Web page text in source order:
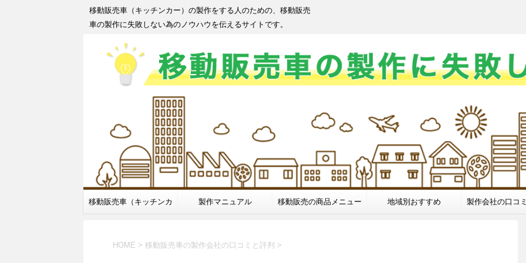
移動販売車（キッチンカー）の製作をする人のための、移動販売
車の製作に失敗しない為のノウハウを伝えるサイトです。
移動販売車（キッチンカ 製作マニュアル 移動販売の商品メニュー 地域別おすすめ 製作会社の口コ
HOME > 移動販売車の製作会社の口コミと評判 >